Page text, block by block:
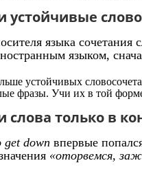
устойчивые
языка сочетания
языком,
устойчивых
фразы. Учи их в той
только в
get down впервые
«оторвемся,